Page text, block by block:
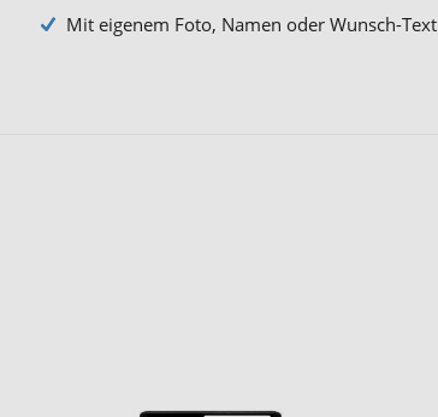
Mit eigenem Foto, Namen oder Wunsch-Text